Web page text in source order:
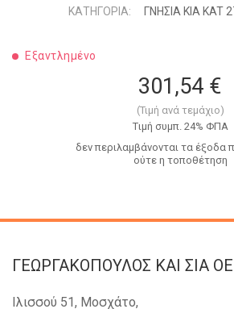
ΚΑΤΗΓΟΡΊΑ:
ΓΝΗΣΙΑ KIA KAT
Εξαντλημένο
301,54 €
(Τιμή ανά τεμάχιο)
Tιμή συμπ. 24% ΦΠΑ
δεν περιλαμβάνονται τα έξοδα
ούτε η τοποθέτηση
ΓΕΩΡΓΑΚΟΠΟΥΛΟΣ KAI ΣΙΑ OE
Ιλισσού 51, Μοσχάτο,